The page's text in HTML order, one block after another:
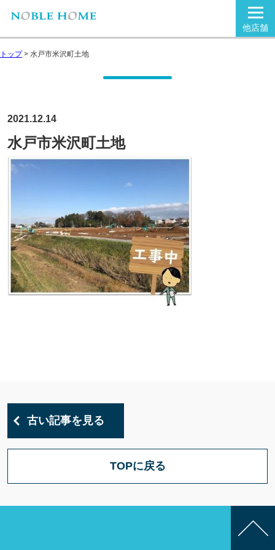
他店舗
トップ> 水戸市米沢町土地
2021.12.14
水戸市米沢町土地
古い記事を見る
TOPに戻る